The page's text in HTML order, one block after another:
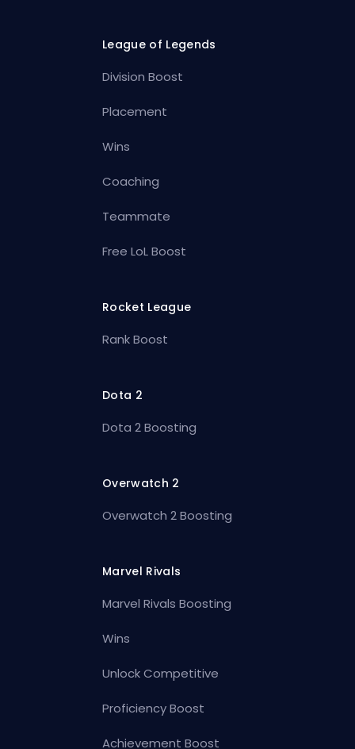
League of Legends
Division Boost
Placement
Wins
Coaching
Teammate
Free LoL Boost
Rocket League
Rank Boost
Dota 2
Dota 2 Boosting
Overwatch 2
Overwatch 2 Boosting
Marvel Rivals
Marvel Rivals Boosting
Wins
Unlock Competitive
Proficiency Boost
Achievement Boost